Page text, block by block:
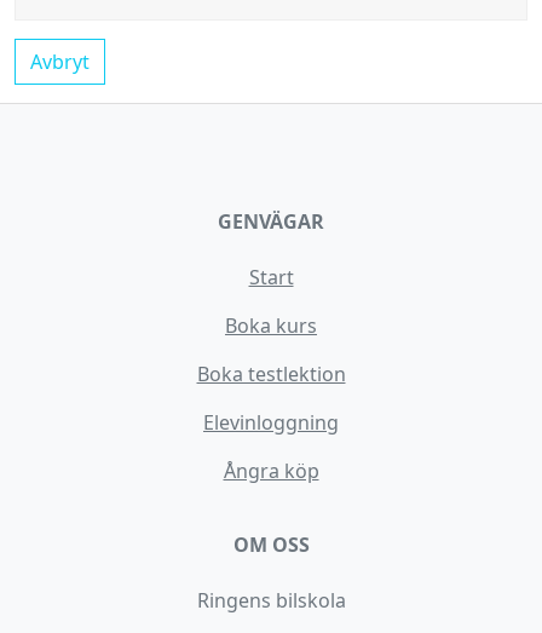
Avbryt
GENVÄGAR
Start
Boka kurs
Boka testlektion
Elevinloggning
Ångra köp
OM OSS
Ringens bilskola